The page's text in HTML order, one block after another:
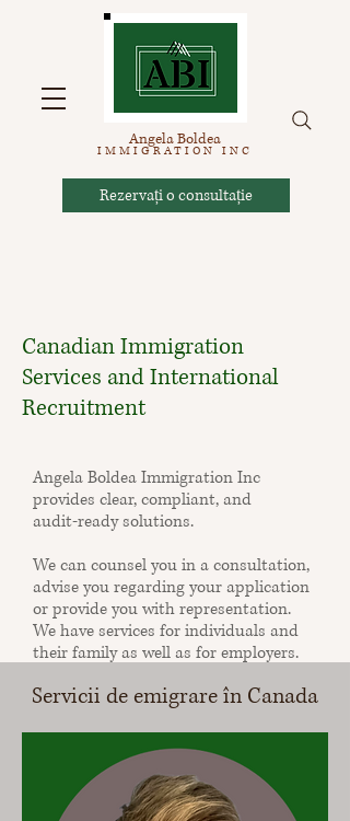
Rezervați o consultație
Angela Boldea
IMM IGRATION INC
Canadian Immigration
Services and International
Recruitment
Angela Boldea Immigration Inc
provides clear, compliant, and
audit‑ready solutions.
We can counsel you in a consultation,
advise you regarding your application
or provide you with representation.
We have services for individuals and
their family as well as for employers.
I am a regulated immigration
and connect them to Quebec
employers.
Servicii de emigrare în Canada